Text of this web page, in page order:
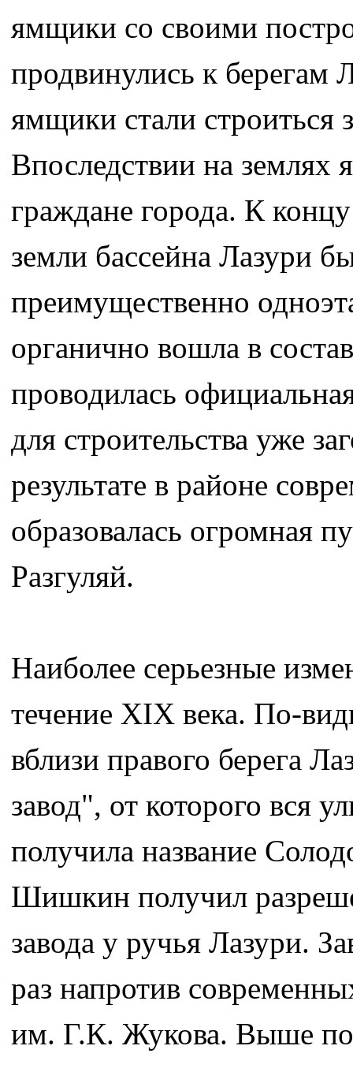
ямщики со своими
продвинулись к
ямщики стали строиться
Впоследствии на землях
граждане города. К
земли бассейна Лазури
преимущественно
органично вошла в
проводилась
для строительства уже
результате в районе
образовалась огромная
Разгуляй.
Наиболее серьезные
течение ХIХ века. По-
вблизи правого берега
завод", от которого вся
получила название
Шишкин получил
завода у ручья Лазури.
раз напротив
им. Г.К. Жукова. Выше по